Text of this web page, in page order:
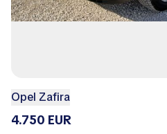
Opel Zafira
4.750 EUR